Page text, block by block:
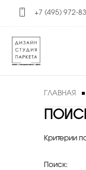
+7 (495) 972-
ГЛАВНАЯ
Критерии
Поиск: